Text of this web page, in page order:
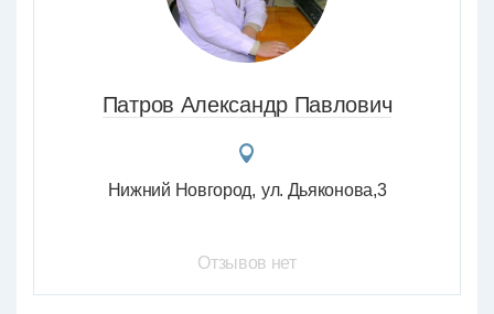
Патров Александр Павлович
Нижний Новгород ул. Дьяконова,3
Отзывов нет